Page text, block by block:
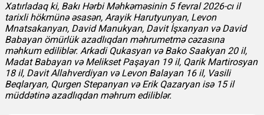
Xatırladaq ki, Bakı Hərbi Məhkəməsinin 5 fevral 2026-cı il
tarixli hökmünə əsasən, Arayik Harutyunyan, Levon
Mnatsakanyan, David Manukyan, Davit İşxanyan və David
Babayan ömürlük azadlıqdan məhrumetmə cəzasına
məhkum ediliblər. Arkadi Qukasyan və Bako Saakyan 20 il,
Madat Babayan və Melikset Paşayan 19 il, Qarik Martirosyan
18 il, Davit Allahverdiyan və Levon Balayan 16 il, Vasili
Beqlaryan, Qurgen Stepanyan və Erik Qazaryan isə 15 il
müddətinə azadlıqdan məhrum ediliblər.